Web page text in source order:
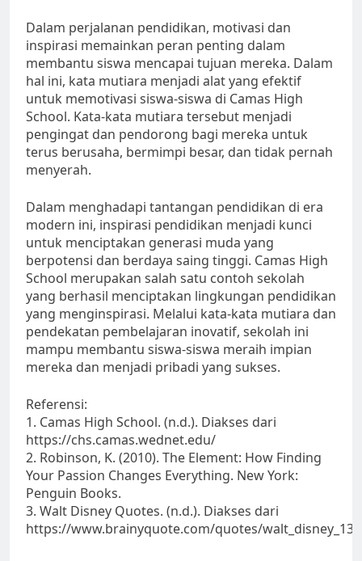
Dalam perjalanan pendidikan, motivasi dan
inspirasi memainkan peran penting dalam
membantu siswa mencapai tujuan mereka. Dalam
hal ini, kata mutiara menjadi alat yang efektif
untuk memotivasi siswa-siswa di Camas High
School. Kata-kata mutiara tersebut menjadi
pengingat dan pendorong bagi mereka untuk
terus berusaha, bermimpi besar, dan tidak pernah
menyerah.
Dalam menghadapi tantangan pendidikan di era
modern ini, inspirasi pendidikan menjadi kunci
untuk menciptakan generasi muda yang
berpotensi dan berdaya saing tinggi. Camas High
School merupakan salah satu contoh sekolah
yang berhasil menciptakan lingkungan pendidikan
yang menginspirasi. Melalui kata-kata mutiara dan
pendekatan pembelajaran inovatif, sekolah ini
mampu membantu siswa-siswa meraih impian
mereka dan menjadi pribadi yang sukses.
Referensi:
1. Camas High School. (n.d.). Diakses dari
https://chs.camas.wednet.edu/
2. Robinson, K. (2010). The Element: How Finding
Your Passion Changes Everything. New York:
Penguin Books.
3. Walt Disney Quotes. (n.d.). Diakses dari
https://www.brainyquote.com/quotes/